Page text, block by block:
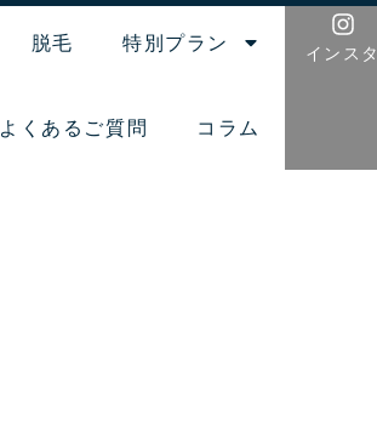
脱毛 特別プラン
よくあるご質問 コラム
インスタ